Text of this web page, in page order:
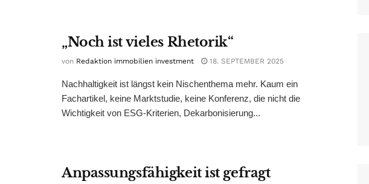
„Noch ist vieles Rhetorik“
von Redaktion immobilien investment 18. SEPTEMBER 2025
Nachhaltigkeit ist längst kein Nischenthema mehr. Kaum ein
Fachartikel, keine Marktstudie, keine Konferenz, die nicht die
Wichtigkeit von ESG-Kriterien, Dekarbonisierung...
Anpassungsfähigkeit ist gefragt